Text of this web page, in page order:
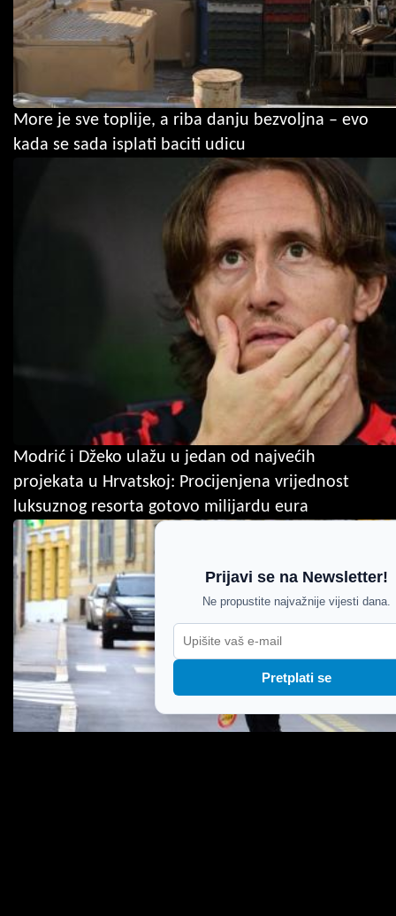
More je sve toplije, a riba danju bezvoljna – evo
kada se sada isplati baciti udicu
Modrić i Džeko ulažu u jedan od najvećih
projekata u Hrvatskoj: Procijenjena vrijednost
luksuznog resorta gotovo milijardu eura
Prijavi se na Newsletter!
Ne propustite najvažnije vijesti dana.
Pretplati se